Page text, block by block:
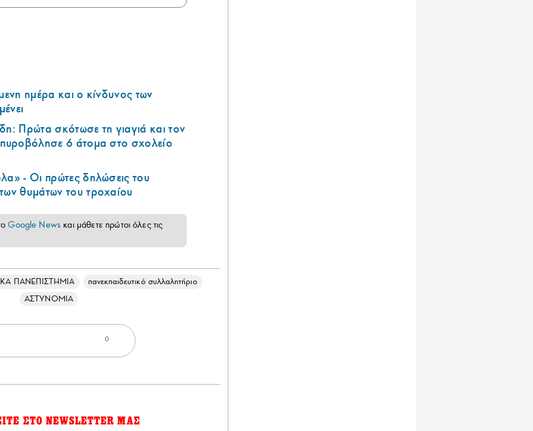
ημέρα και ο κίνδυνος των
Πρώτα σκότωσε τη γιαγιά και τον
6 άτομα στο σχολείο
- Οι πρώτες δηλώσεις του
θυμάτων του τροχαίου
Google News και μάθετε πρώτοι όλες τις
ΠΑΝΕΠΙΣΤΗΜΙΑ
πανεκπαιδευτικό συλλαλητήριο
ΑΣΤΥΝΟΜΙΑ
0
ΣΤΟ NEWSLETTER ΜΑΣ